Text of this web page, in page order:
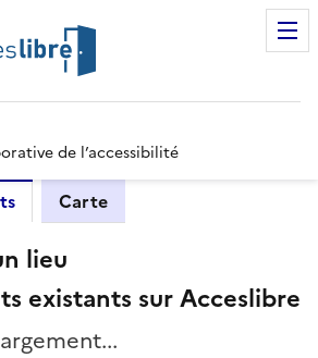
de l’accessibilité
Carte
lieu
existants sur Acceslibre